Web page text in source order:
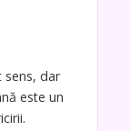
sens, dar
este un